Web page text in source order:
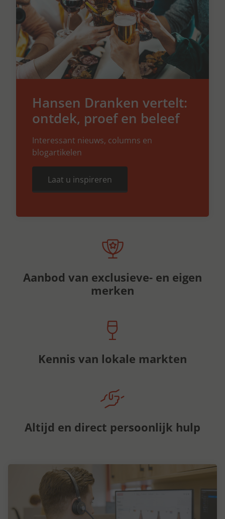
Hansen Dranken vertelt:
ontdek, proef en beleef
Interessant nieuws, columns en
blogartikelen
Laat u inspireren
Aanbod van exclusieve- en eigen
merken
Kennis van lokale markten
Altijd en direct persoonlijk hulp